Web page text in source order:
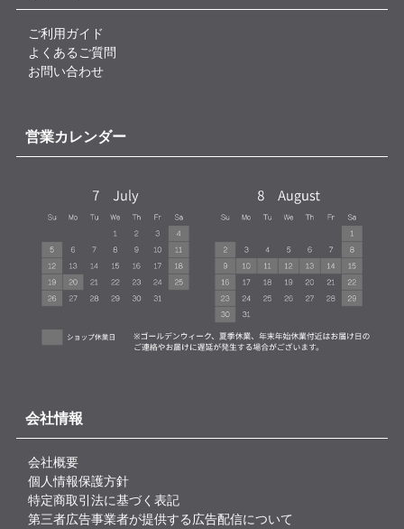
ご利用ガイド
よくあるご質問
お問い合わせ
営業カレンダー
会社情報
会社概要
個人情報保護方針
特定商取引法に基づく表記
第三者広告事業者が提供する広告配信について